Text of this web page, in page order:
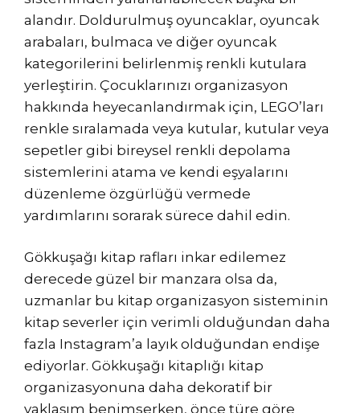
alandır. Doldurulmuş oyuncaklar, oyuncak
arabaları, bulmaca ve diğer oyuncak
kategorilerini belirlenmiş renkli kutulara
yerleştirin. Çocuklarınızı organizasyon
hakkında heyecanlandırmak için, LEGO’ları
renkle sıralamada veya kutular, kutular veya
sepetler gibi bireysel renkli depolama
sistemlerini atama ve kendi eşyalarını
düzenleme özgürlüğü vermede
yardımlarını sorarak sürece dahil edin.
Gökkuşağı kitap rafları inkar edilemez
derecede güzel bir manzara olsa da,
uzmanlar bu kitap organizasyon sisteminin
kitap severler için verimli olduğundan daha
fazla Instagram’a layık olduğundan endişe
ediyorlar. Gökkuşağı kitaplığı kitap
organizasyonuna daha dekoratif bir
yaklaşım benimserken, önce türe göre